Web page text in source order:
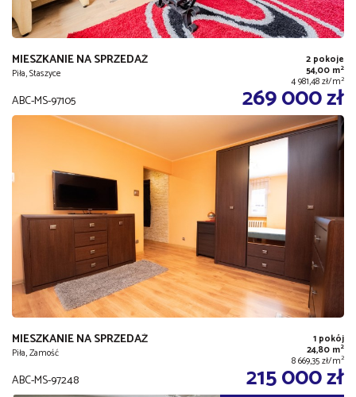
MIESZKANIE NA SPRZEDAŻ
Piła, Staszyce
2 pokoje
54,00 m2
4 981,48 zł/m2
ABC-MS-97105 269 000 zł
MIESZKANIE NA SPRZEDAŻ
Piła, Zamość
1 pokój
24,80 m2
8 669,35 zł/m2
ABC-MS-97248 215 000 zł